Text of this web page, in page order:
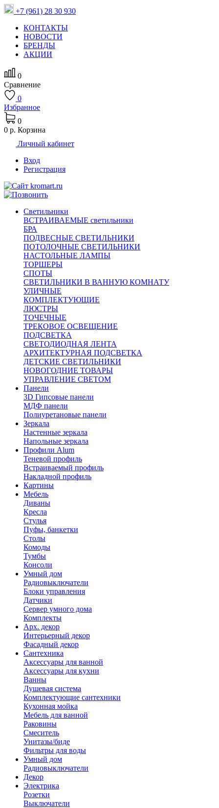
+7 (961) 28 30 930
КОНТАКТЫ
НОВОСТИ
БРЕНДЫ
АКЦИИ
0
Сравнение
0
Избранное
0
0 р. Корзина
Личный кабинет
Вход
Регистрация
Светильники
ВСТРАИВАЕМЫЕ светильники
БРА
ПОДВЕСНЫЕ СВЕТИЛЬНИКИ
ПОТОЛОЧНЫЕ СВЕТИЛЬНИКИ
НАСТОЛЬНЫЕ ЛАМПЫ
ТОРШЕРЫ
СПОТЫ
СВЕТИЛЬНИКИ В ВАННУЮ КОМНАТУ
УЛИЧНЫЕ
КОМПЛЕКТУЮЩИЕ
ЛЮСТРЫ
ТОЧЕЧНЫЕ
ТРЕКОВОЕ ОСВЕЩЕНИЕ
ПОДСВЕТКА
СВЕТОДИОДНАЯ ЛЕНТА
АРХИТЕКТУРНАЯ ПОДСВЕТКА
ДЕТСКИЕ СВЕТИЛЬНИКИ
НОВОГОДНИЕ ТОВАРЫ
УПРАВЛЕНИЕ СВЕТОМ
Панели
3D Гипсовые панели
МДФ панели
Полиуретановые панели
Зеркала
Настенные зеркала
Напольные зеркала
Профили Alum
Теневой профиль
Встраиваемый профиль
Накладной профиль
Картины
Мебель
Диваны
Кресла
Стулья
Пуфы, банкетки
Столы
Комоды
Тумбы
Консоли
Умный дом
Радиовыключатели
Блоки управления
Датчики
Сервер умного дома
Комплекты
Арх. декор
Интерьерный декор
Фасадный декор
Сантехника
Аксессуары для ванной
Аксессуары для кухни
Ванны
Душевая система
Комплектующие сантехники
Кухонная мойка
Мебель для ванной
Раковины
Смеситель
Унитазы/биде
Фильтры для воды
Умный дом
Радиовыключатели
Декор
Электрика
Розетки
Выключатели